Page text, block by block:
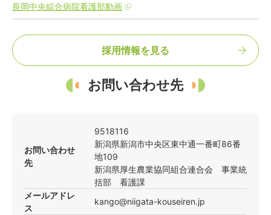
長岡中央綜合病院看護部動画
採用情報を見る
お問い合わせ先
お問い合わせ
先
9518116
新潟県新潟市中央区東中通一番町86番
地109
新潟県厚生農業協同組合連合会 事業統
括部 看護課
メールアドレ
ス
kango@niigata-kouseiren.jp